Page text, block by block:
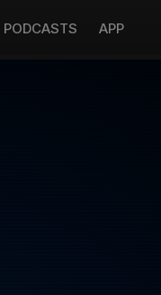
PODCASTS APP